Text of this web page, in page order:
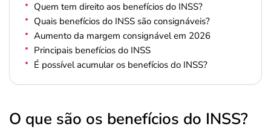
Quem tem direito aos benefícios do INSS?
Quais benefícios do INSS são consignáveis?
Aumento da margem consignável em 2026
Principais benefícios do INSS
É possível acumular os benefícios do INSS?
O que são os benefícios do INSS?